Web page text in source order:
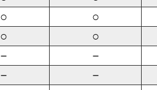
○ ○
○ ○
－ －
－ －